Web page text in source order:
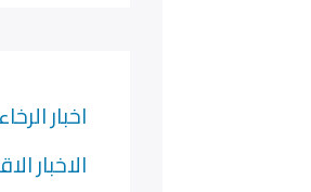
اخبار الرخاء
الاخبار